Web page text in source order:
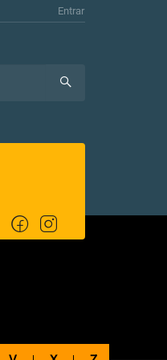
Entrar